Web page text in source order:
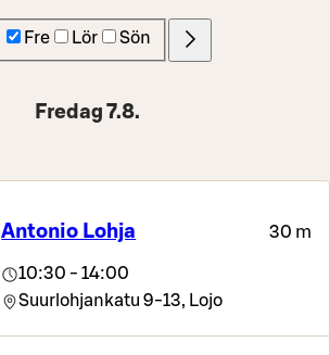
Fre Lör Sön
Fredag 7.8.
Antonio Lohja 30 m
10:30 - 14:00
Suurlohjankatu 9-13, Lojo